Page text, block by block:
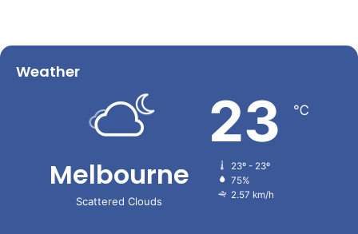
Weather
Melbourne
Scattered Clouds
23 ℃
23º - 23º
75%
2.57 km/h